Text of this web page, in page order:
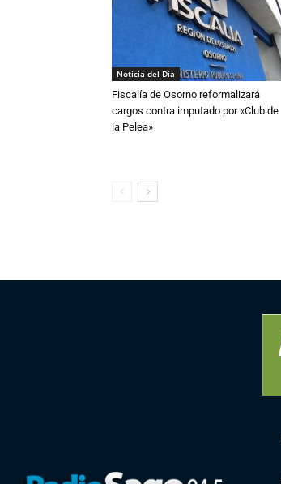
Noticia del Día
Fiscalía de Osorno reformalizará
cargos contra imputado por «Club de
la Pelea»